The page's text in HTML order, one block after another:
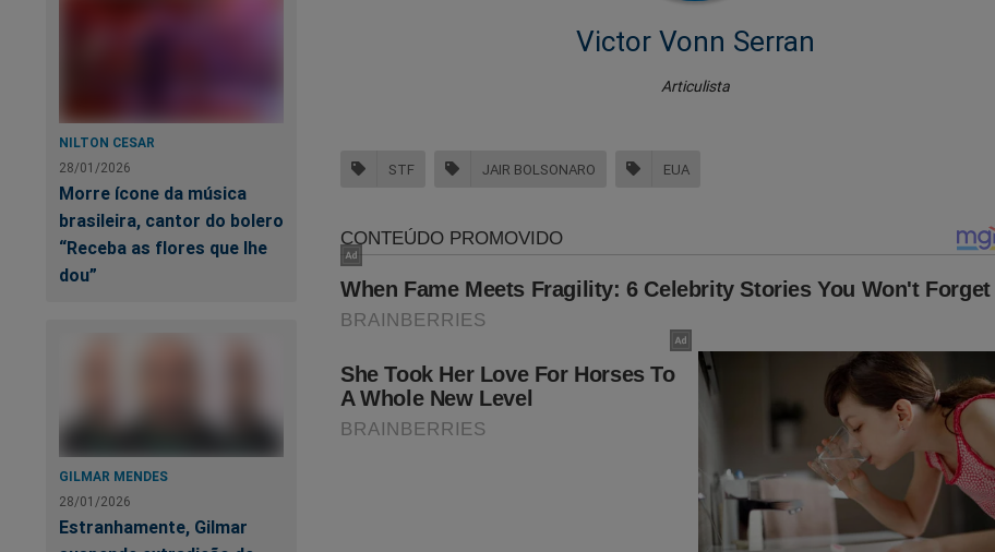
NILTON CESAR
28/01/2026
Morre ícone da música
brasileira, cantor do bolero
“Receba as flores que lhe
dou”
GILMAR MENDES
28/01/2026
Estranhamente, Gilmar
Victor Vonn Serran
Articulista
STF JAIR BOLSONARO EUA